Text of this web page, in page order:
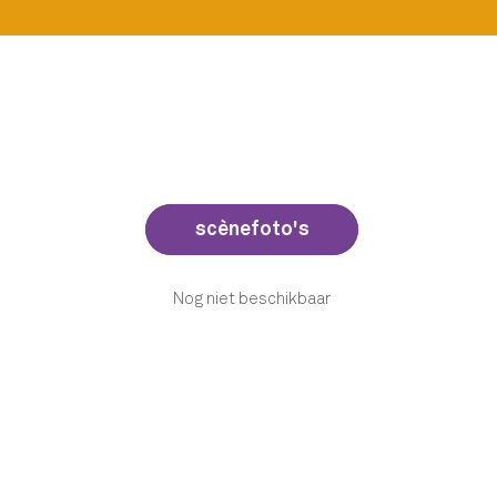
scènefoto's
scènefoto's
Nog niet beschikbaar